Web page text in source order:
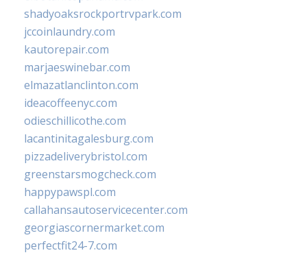
shadyoaksrockportrvpark.com
jccoinlaundry.com
kautorepair.com
marjaeswinebar.com
elmazatlanclinton.com
ideacoffeenyc.com
odieschillicothe.com
lacantinitagalesburg.com
pizzadeliverybristol.com
greenstarsmogcheck.com
happypawspl.com
callahansautoservicecenter.com
georgiascornermarket.com
perfectfit24-7.com